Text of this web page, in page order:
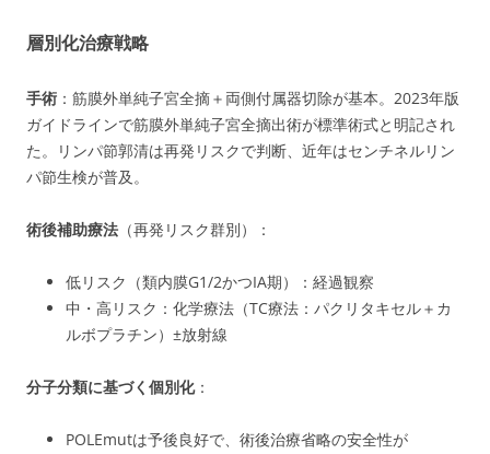
層別化治療戦略
手術 ：筋膜外単純子宮全摘＋両側付属器切除が基本。2023年版
ガイドラインで筋膜外単純子宮全摘出術が標準術式と明記され
た。リンパ節郭清は再発リスクで判断、近年はセンチネルリン
パ節生検が普及。
術後補助療法 （再発リスク群別）：
低リスク（類内膜G1/2かつIA期）：経過観察
中・高リスク：化学療法（TC療法：パクリタキセル＋カ
ルボプラチン）±放射線
分子分類に基づく個別化：
POLEmutは予後良好で、術後治療省略の安全性が